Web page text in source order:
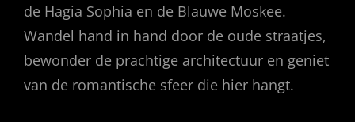
de Hagia Sophia en de Blauwe Moskee.
Wandel hand in hand door de oude straatjes,
bewonder de prachtige architectuur en geniet
van de romantische sfeer die hier hangt.